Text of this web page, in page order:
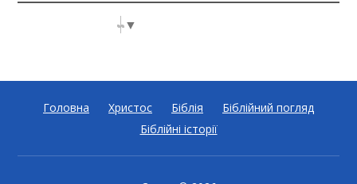
Select Language ▼
Головна Христос Біблія
Біблійний погляд
Біблійні історії